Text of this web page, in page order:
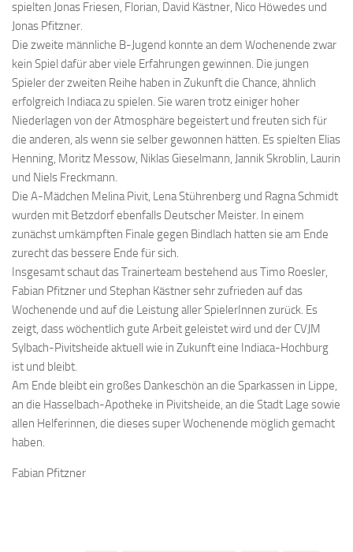
spielten Jonas Friesen, Florian, David Kästner, Nico Höwedes und
Jonas Pfitzner.
Die zweite männliche B-Jugend konnte an dem Wochenende zwar
kein Spiel dafür aber viele Erfahrungen gewinnen. Die jungen
Spieler der zweiten Reihe haben in Zukunft die Chance, ähnlich
erfolgreich Indiaca zu spielen. Sie waren trotz einiger hoher
Niederlagen von der Atmosphäre begeistert und freuten sich für
die anderen, als wenn sie selber gewonnen hätten. Es spielten Elias
Henning, Moritz Messow, Niklas Gieselmann, Jannik Skroblin, Laurin
und Niels Freckmann.
Die A-Mädchen Melina Pivit, Lena Stührenberg und Ragna Schmidt
wurden mit Betzdorf ebenfalls Deutscher Meister. In einem
zunächst umkämpften Finale gegen Bindlach hatten sie am Ende
zurecht das bessere Ende für sich.
Insgesamt schaut das Trainerteam bestehend aus Timo Roesler,
Fabian Pfitzner und Stephan Kästner sehr zufrieden auf das
Wochenende und auf die Leistung aller SpielerInnen zurück. Es
zeigt, dass wöchentlich gute Arbeit geleistet wird und der CVJM
Sylbach-Pivitsheide aktuell wie in Zukunft eine Indiaca-Hochburg
ist und bleibt.
Am Ende bleibt ein großes Dankeschön an die Sparkassen in Lippe,
an die Hasselbach-Apotheke in Pivitsheide, an die Stadt Lage sowie
allen Helferinnen, die dieses super Wochenende möglich gemacht
haben.
Fabian Pfitzner